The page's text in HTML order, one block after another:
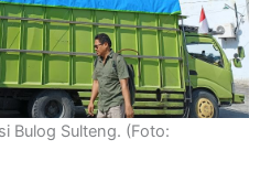
Bulog Sulteng. (Foto: